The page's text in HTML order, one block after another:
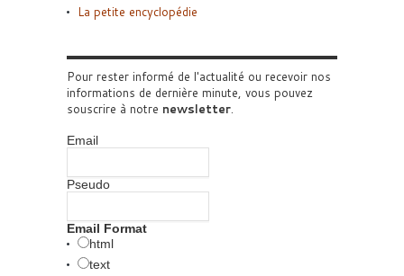
La petite encyclopédie
Pour rester informé de l'actualité ou recevoir nos
informations de dernière minute, vous pouvez
souscrire à notre newsletter.
Email
Pseudo
Email Format
html
text